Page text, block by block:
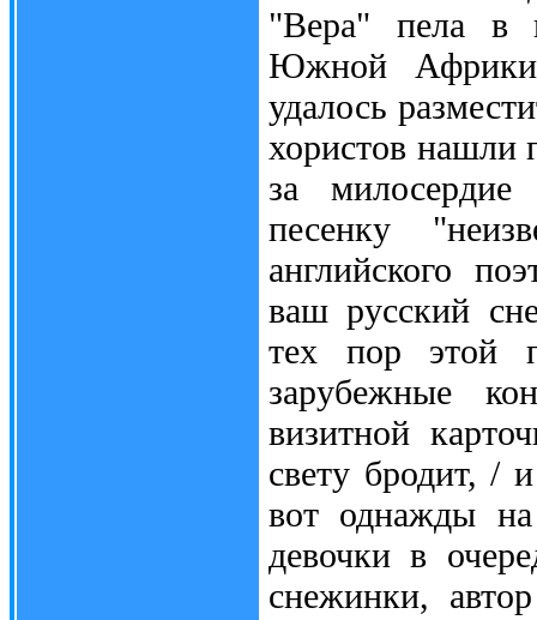
"Вера" пела в
Южной
удалось
хористов нашли
за милосердие
песенку
английского
ваш русский
тех пор этой
зарубежные
визитной
свету бродит, /
вот однажды на
девочки в
снежинки,